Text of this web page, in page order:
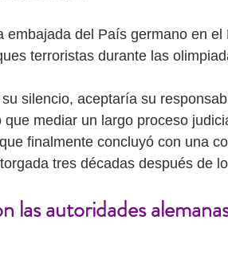
embajada del País germano en
terroristas durante las
silencio, aceptaría su
mediar un largo proceso
finalmente concluyó con una
tres décadas después de
las autoridades